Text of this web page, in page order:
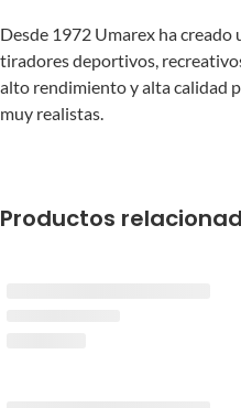
Desde 1972 Umarex ha
tiradores deportivos,
alto rendimiento y alta calidad
muy realistas.
Productos